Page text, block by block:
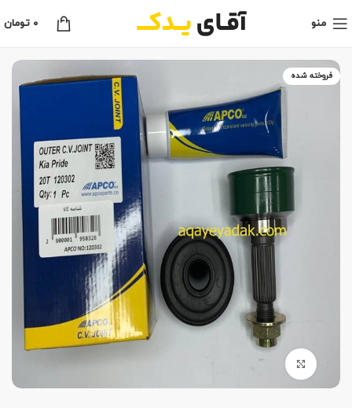
منو 0 تومان
فروخته شده
برای بزرگنمایی کلیک کنید